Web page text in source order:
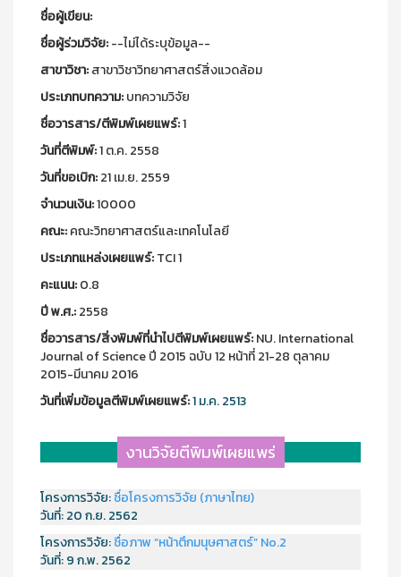
ชื่อผู้เขียน:
ชื่อผู้ร่วมวิจัย:--ไม่ได้ระบุข้อมูล--
สาขาวิชา:สาขาวิชาวิทยาศาสตร์สิ่งแวดล้อม
ประเภทบทความ:บทความวิจัย
ชื่อวารสาร/ตีพิมพ์เผยแพร์:1
วันที่ตีพิมพ์:1 ต.ค. 2558
วันที่ขอเบิก:21 เม.ย. 2559
จำนวนเงิน:10000
คณะ:คณะวิทยาศาสตร์และเทคโนโลยี
ประเภทแหล่งเผยแพร์:TCI 1
คะแนน:0.8
ปี พ.ศ.:2558
ชื่อวารสาร/สิ่งพิมพ์ที่นำไปตีพิมพ์เผยแพร์:NU. International
Journal of Science ปี 2015 ฉบับ 12 หน้าที่ 21-28 ตุลาคม
2015-มีนาคม 2016
วันที่เพิ่มข้อมูลตีพิมพ์เผยแพร์:1 ม.ค. 2513
งานวิจัยตีพิมพ์เผยแพร่
โครงการวิจัย:ชื่อโครงการวิจัย (ภาษาไทย)
วันที่:20 ก.ย. 2562
โครงการวิจัย:ชื่อภาพ “หน้าตึกมนุษศาสตร์” No.2
วันที่:9 ก.พ. 2562